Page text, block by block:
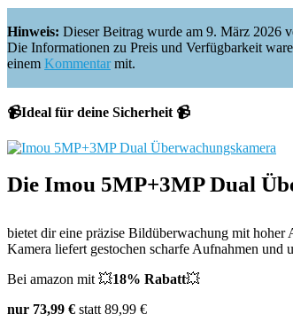
Hinweis: Dieser Beitrag wurde am 9. März 2026
Die Informationen zu Preis und Verfügbarkeit
einem Kommentarmit.
📹Ideal für deine Sicherheit 📹
Die Imou 5MP+3MP Dual
bietet dir eine präzise Bildüberwachung mit
Kamera liefert gestochen scharfe Aufnahmen und
Bei amazon mit 💥18% Rabatt💥
nur 73,99 € statt 89,99 €